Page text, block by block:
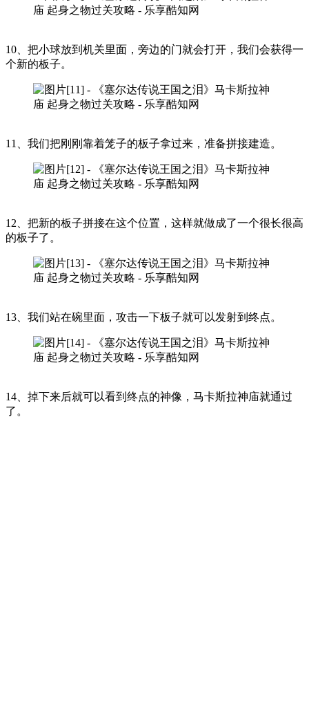
10、把小球放到机关里面，旁边的门就会打开，我们会获得一
个新的板子。
11、我们把刚刚靠着笼子的板子拿过来，准备拼接建造。
12、把新的板子拼接在这个位置，这样就做成了一个很长很高
的板子了。
13、我们站在碗里面，攻击一下板子就可以发射到终点。
14、掉下来后就可以看到终点的神像，马卡斯拉神庙就通过
了。